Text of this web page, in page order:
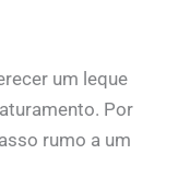
um leque
Por
rumo a um